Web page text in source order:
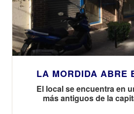
LA MORDIDA ABRE
El local se encuentra en
más antiguos de la